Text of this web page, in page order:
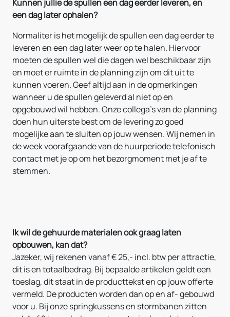
Kunnen jullie de spullen een dag eerder leveren, en
een dag later ophalen?
Normaliter is het mogelijk de spullen een dag eerder te
leveren en een dag later weer op te halen. Hiervoor
moeten de spullen wel die dagen wel beschikbaar zijn
en moet er ruimte in de planning zijn om dit uit te
kunnen voeren. Geef altijd aan in de opmerkingen
wanneer u de spullen geleverd al niet op en
opgebouwd wil hebben. Onze collega's van de planning
doen hun uiterste best om de levering zo goed
mogelijke aan te sluiten op jouw wensen. Wij nemen in
de week voorafgaande van de huurperiode telefonisch
contact met je op om het bezorgmoment met je af te
stemmen.
Ik wil de gehuurde materialen ook graag laten
opbouwen, kan dat?
Jazeker, wij rekenen vanaf € 25,- incl. btw per attractie,
dit is en totaalbedrag. Bij bepaalde artikelen geldt een
toeslag, dit staat in de producttekst en op jouw offerte
vermeld. De producten worden dan op en af- gebouwd
voor u. Bij onze springkussens en stormbanen zitten